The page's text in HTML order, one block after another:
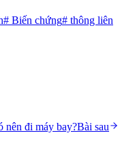
# Biến chứng# thông liên
nên đi máy bay?Bài sau